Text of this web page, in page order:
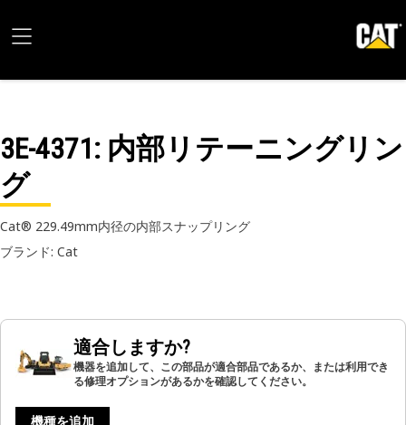
3E-4371: 内部リテーニングリン
グ
Cat® 229.49mm内径の内部スナップリング
ブランド: Cat
適合しますか?
機器を追加して、この部品が適合部品であるか、または利用でき
る修理オプションがあるかを確認してください。
機種を追加